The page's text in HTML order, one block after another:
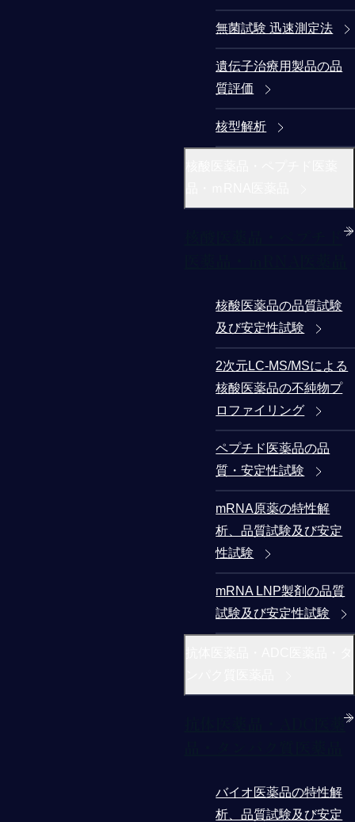
無菌試験 迅速測定法
遺伝子治療用製品の品
質評価
核型解析
核酸医薬品の品質試験
及び安定性試験
2次元LC-MS/MSによる
核酸医薬品の不純物プ
ロファイリング
ペプチド医薬品の品
質・安定性試験
mRNA原薬の特性解
析、品質試験及び安定
性試験
mRNA LNP製剤の品質
試験及び安定性試験
抗体医薬品・ADC医薬
バイオ医薬品の特性解
析、品質試験及び安定